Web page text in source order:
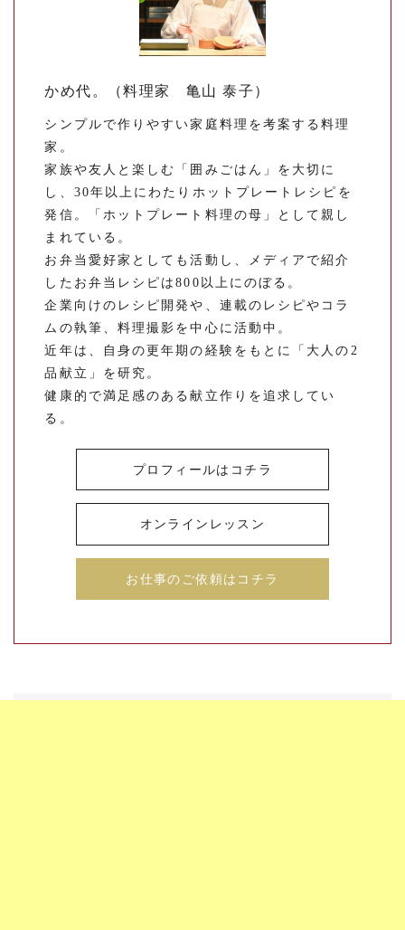
かめ代。（料理家 亀山 泰子）
シンプルで作りやすい家庭料理を考案する料理
家。
家族や友人と楽しむ「囲みごはん」を大切に
し、30年以上にわたりホットプレートレシピを
発信。「ホットプレート料理の母」として親し
まれている。
お弁当愛好家としても活動し、メディアで紹介
したお弁当レシピは800以上にのぼる。
企業向けのレシピ開発や、連載のレシピやコラ
ムの執筆、料理撮影を中心に活動中。
近年は、自身の更年期の経験をもとに「大人の2
品献立」を研究。
健康的で満足感のある献立作りを追求してい
る。
プロフィールはコチラ
オンラインレッスン
お仕事のご依頼はコチラ